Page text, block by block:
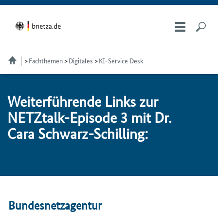
Fachthemen Digitales KI-Service Desk
Wei­ter­füh­ren­de Links zur
NETZ­talk-Epi­so­de 3 mit Dr.
Ca­ra Schwarz-Schil­ling:
Bundesnetzagentur